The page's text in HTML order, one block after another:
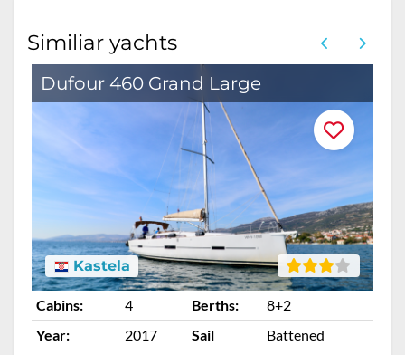
Similiar yachts
Dufour 460 Grand Large
Kastela
Cabins: 4 Berths:
8+2
Year:
2017 Sail
Battened